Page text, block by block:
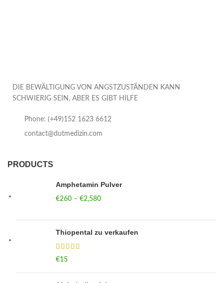
DIE BEWÄLTIGUNG VON ANGSTZUSTÄNDEN KANN
SCHWIERIG SEIN, ABER ES GIBT HILFE
Phone: (+49)152 1623 6612
contact@dutmedizin.com
PRODUCTS
Amphetamin Pulver
€260 – €2,580
Thiopental zu verkaufen
€15